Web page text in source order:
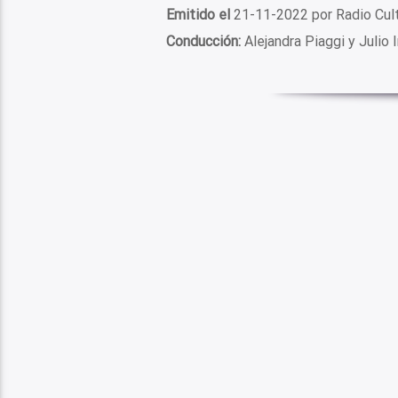
Emitido el21-11-2022 por Radio
Conducción:Alejandra Piaggi y Julio